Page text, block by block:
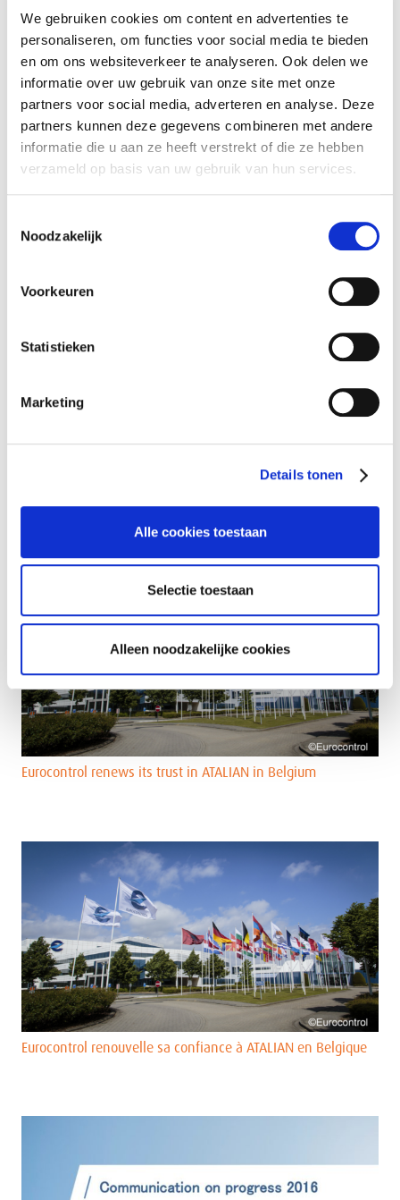
We gebruiken cookies om content en advertenties te
personaliseren, om functies voor social media te bieden
en om ons websiteverkeer te analyseren. Ook delen we
informatie over uw gebruik van onze site met onze
partners voor social media, adverteren en analyse. Deze
partners kunnen deze gegevens combineren met andere
informatie die u aan ze heeft verstrekt of die ze hebben
verzameld op basis van uw gebruik van hun services.
Noodzakelijk
Voorkeuren
Statistieken
Marketing
Details tonen
Alle cookies toestaan
Selectie toestaan
Alleen noodzakelijke cookies
Season’s greetings from ATALIAN!
Eurocontrol renews its trust in ATALIAN in Belgium
Eurocontrol renouvelle sa confiance à ATALIAN en Belgique